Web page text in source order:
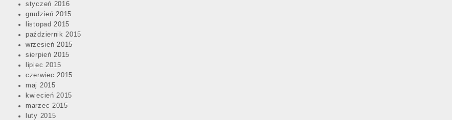
styczeń 2016
grudzień 2015
listopad 2015
październik 2015
wrzesień 2015
sierpień 2015
lipiec 2015
czerwiec 2015
maj 2015
kwiecień 2015
marzec 2015
luty 2015